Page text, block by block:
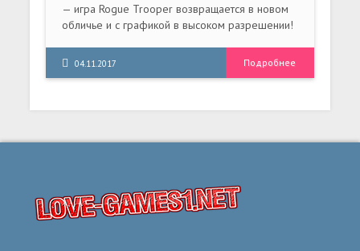
— игра Rogue Trooper возвращается в новом
обличье и с графикой в высоком разрешении!
от третьего лица о предательстве и мести в
04.11.2017 Подробнее